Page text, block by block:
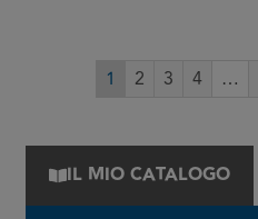
IL MIO CATALOGO
1 2 3 4 …